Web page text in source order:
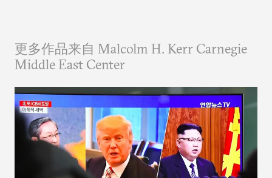
更多作品来自 Malcolm H. Kerr Carnegie
Middle East Center